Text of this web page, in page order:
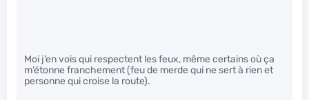
Moi j’en vois qui respectent les feux, même certains où ça
m’étonne franchement (feu de merde qui ne sert à rien et
personne qui croise la route).